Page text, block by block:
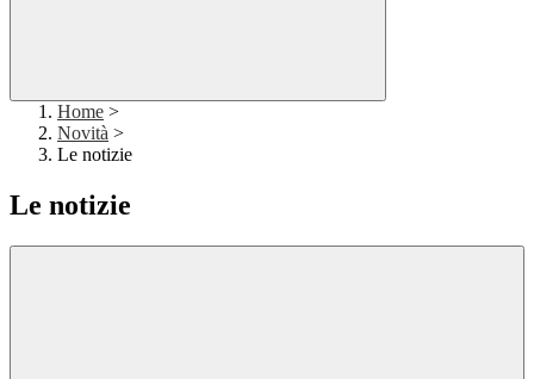
Home >
Novità >
Le notizie
Le notizie